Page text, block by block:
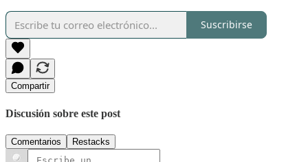
Suscribirse
Compartir
Discusión sobre este post
Comentarios Restacks